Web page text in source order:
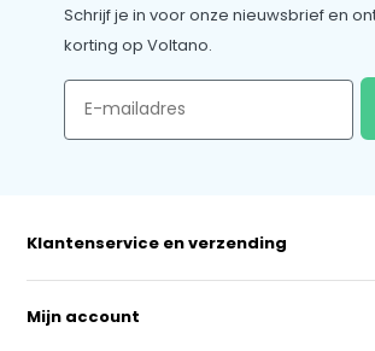
Schrijf je in voor onze nieuwsbrief en
korting op Voltano.
Email
Klantenservice en verzending
Mijn account